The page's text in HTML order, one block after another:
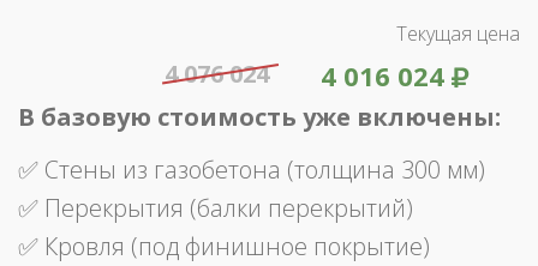
Текущая цена
4 016 024
4 076 024
В базовую стоимость уже включены:
✅ Стены из газобетона (толщина 300 мм)
✅ Перекрытия (балки перекрытий)
✅ Кровля (под финишное покрытие)